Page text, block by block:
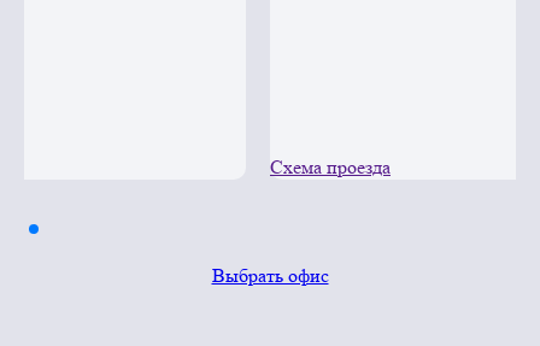
Схема проезда
Выбрать офис